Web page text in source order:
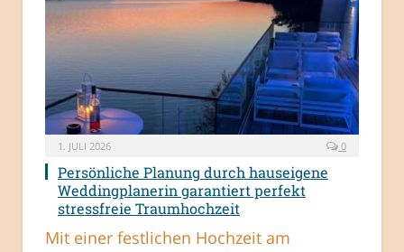
1. JULI 2026 0
Persönliche Planung durch hauseigene
Weddingplanerin garantiert perfekt
stressfreie Traumhochzeit
Mit einer festlichen Hochzeit am